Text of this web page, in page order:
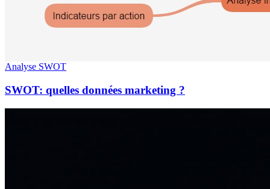
Analyse SWOT
SWOT: quelles données marketing ?